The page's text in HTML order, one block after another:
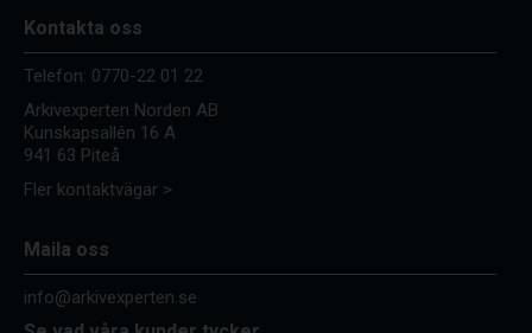
Kontakta oss
Telefon: 0770-22 01 22
Arkivexperten Norden AB
Kunskapsallén 16 A
941 63 Piteå
Fler kontaktvägar >
Maila oss
info@arkivexperten.se